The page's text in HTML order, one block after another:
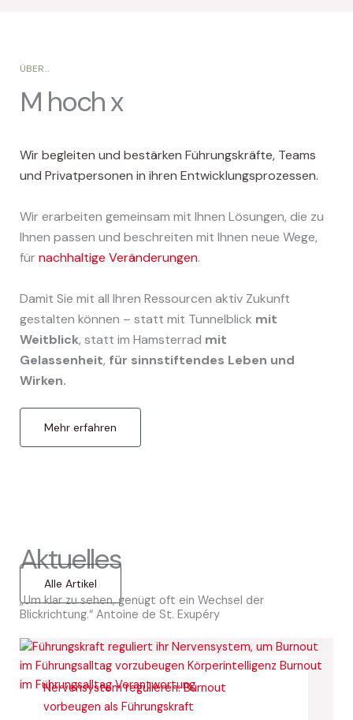
ÜBER…
M hoch x
Wir begleiten und bestärken Führungskräfte, Teams
und Privatpersonen in ihren Entwicklungsprozessen.
Wir erarbeiten gemeinsam mit Ihnen Lösungen, die zu
Ihnen passen und beschreiten mit Ihnen neue Wege,
fürnachhaltige Veränderungen.
Damit Sie mit all Ihren Ressourcen aktiv Zukunft
gestalten können – statt mit Tunnelblick mit
Weitblick, statt im Hamsterrad mit
Gelassenheit, für sinnstiftendes Leben und
Wirken.
Mehr erfahren
Aktuelles
Alle Artikel
„Um klar zu sehen, genügt oft ein Wechsel der
Blickrichtung.“ Antoine de St. Exupéry
Nervensystem regulieren: Burnout
vorbeugen als Führungskraft